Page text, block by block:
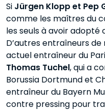
Si Jürgen Klopp et Pep
comme les maîtres du
les seuls à avoir
D’autres entraîneurs
actuel entraîneur du
Thomas Tuchel, qui a
Borussia Dortmund et
entraîneur du Bayern
contre pressing pour